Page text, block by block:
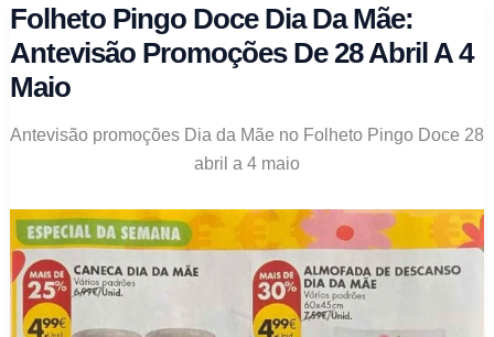
Promoções
de
28
a
Folheto Pingo Doce Dia Da Mãe:
Antevisão Promoções De 28 Abril A 4
Maio
Antevisão promoções Dia da Mãe no Folheto Pingo Doce 28
abril a 4 maio